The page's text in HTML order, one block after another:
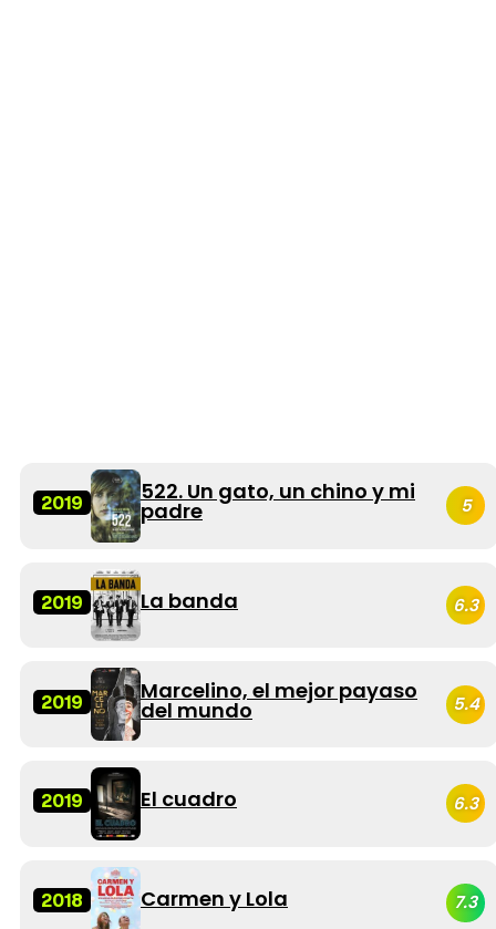
2019 522. Un gato, un chino y mi
padre 5
2019 La banda 6.3
2019 Marcelino, el mejor payaso
del mundo 5.4
2019 El cuadro 6.3
2018 Carmen y Lola 7.3